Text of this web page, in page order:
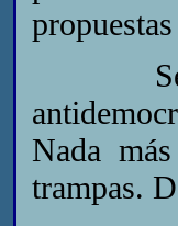
Nada
trampas.